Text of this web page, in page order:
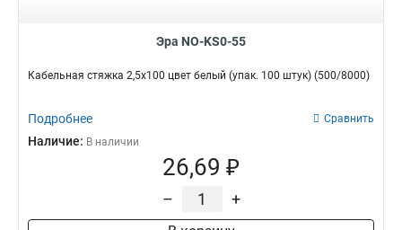
Эра NO-KS0-55
Кабельная стяжка 2,5х100 цвет белый (упак. 100 штук) (500/8000)
Подробнее Сравнить
Наличие: В наличии
26,69 ₽
– +